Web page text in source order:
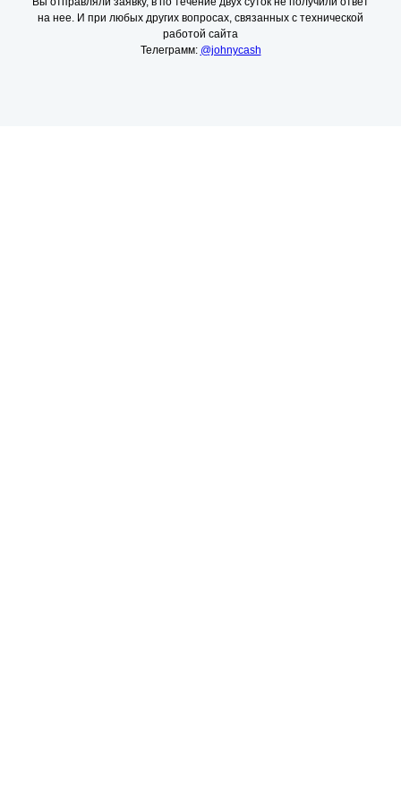
на нее. И при любых других вопросах, связанных с технической
работой сайта
Телеграмм: @johnycash